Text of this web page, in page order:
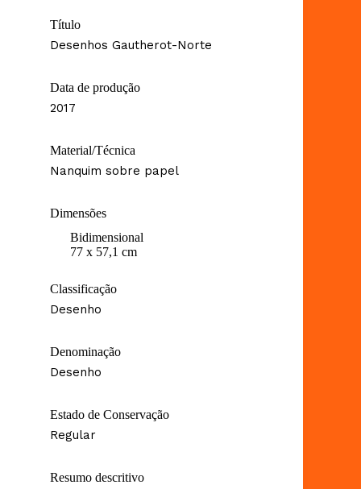
Título
Desenhos Gautherot-Norte
Data de produção
2017
Material/Técnica
Nanquim sobre papel
Dimensões
Bidimensional
77 x 57,1 cm
Classificação
Desenho
Denominação
Desenho
Estado de Conservação
Regular
Resumo descritivo